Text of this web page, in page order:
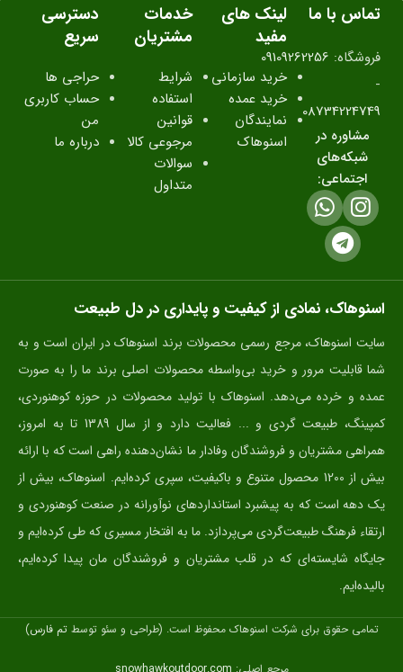
تماس با ما
فروشگاه: 09109262256
-
08734224749
مشاوره در
شبکه‌های
اجتماعی:
لینک های
مفید
خرید سازمانی
خرید عمده
نمایندگان
اسنوهاک
خدمات
مشتریان
شرایط
استفاده
قوانین
مرجوعی کالا
سوالات
متداول
دسترسی
سریع
حراجی ها
حساب کاربری
من
درباره ما
اسنوهاک، نمادی از کیفیت و پایداری در دل طبیعت
سایت اسنوهاک، مرجع رسمی محصولات برند اسنوهاک در ایران است و به
شما قابلیت مرور و خرید بی‌واسطه محصولات اصلی برند ما را به صورت
عمده و خرده می‌دهد. اسنوهاک با تولید محصولات در حوزه کوهنوردی،
کمپینگ، طبیعت گردی و ... فعالیت دارد و از سال 1389 تا به امروز،
همراهی مشتریان و فروشندگان وفادار ما نشان‌دهنده راهی است که با ارائه
بیش از 1200 محصول متنوع و باکیفیت، سپری کرده‌ایم. اسنوهاک، بیش از
یک دهه است که به پیشبرد استانداردهای نوآورانه در صنعت کوهنوردی و
ارتقاء فرهنگ طبیعت‌گردی می‌پردازد. ما به افتخار مسیری که طی کرده‌ایم و
جایگاه شایسته‌ای که در قلب مشتریان و فروشندگان مان پیدا کرده‌ایم،
بالیده‌ایم.
تمامی حقوق برای شرکت اسنوهاک محفوظ است. (طراحی و سئو توسطتم فارس)